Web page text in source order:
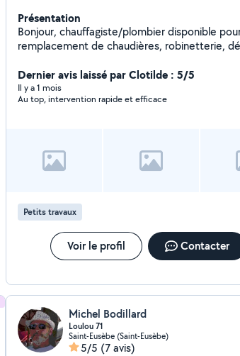
Présentation
Bonjour, chauffagiste/plombier disponible
remplacement de chaudières, robinetterie,
Disponible rapidement.
Dernier avis laissé par Clotilde : 5/5
Il y a 1 mois
Au top, intervention rapide et efficace
Petits travaux
Voir le profil Contacter
Michel Bodillard
Loulou 71
Saint-Eusèbe (Saint-Eusèbe)
5/5 (7 avis)